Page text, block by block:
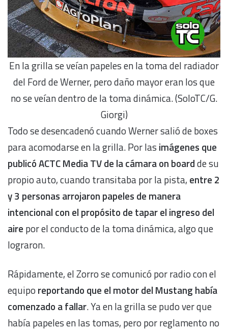
En la grilla se veían papeles en la toma del radiador
del Ford de Werner, pero daño mayor eran los que
no se veían dentro de la toma dinámica. (SoloTC/G.
Giorgi)
Todo se desencadenó cuando Werner salió de boxes
para acomodarse en la grilla. Por las imágenes que
publicó ACTC Media TV de la cámara on boardde su
propio auto, cuando transitaba por la pista, entre 2
y 3 personas arrojaron papeles de manera
intencional con el propósito de tapar el ingreso del
aire por el conducto de la toma dinámica, algo que
lograron.
Rápidamente, el Zorro se comunicó por radio con el
equipo reportando que el motor del Mustang había
comenzado a fallar. Ya en la grilla se pudo ver que
había papeles en las tomas, pero por reglamento no